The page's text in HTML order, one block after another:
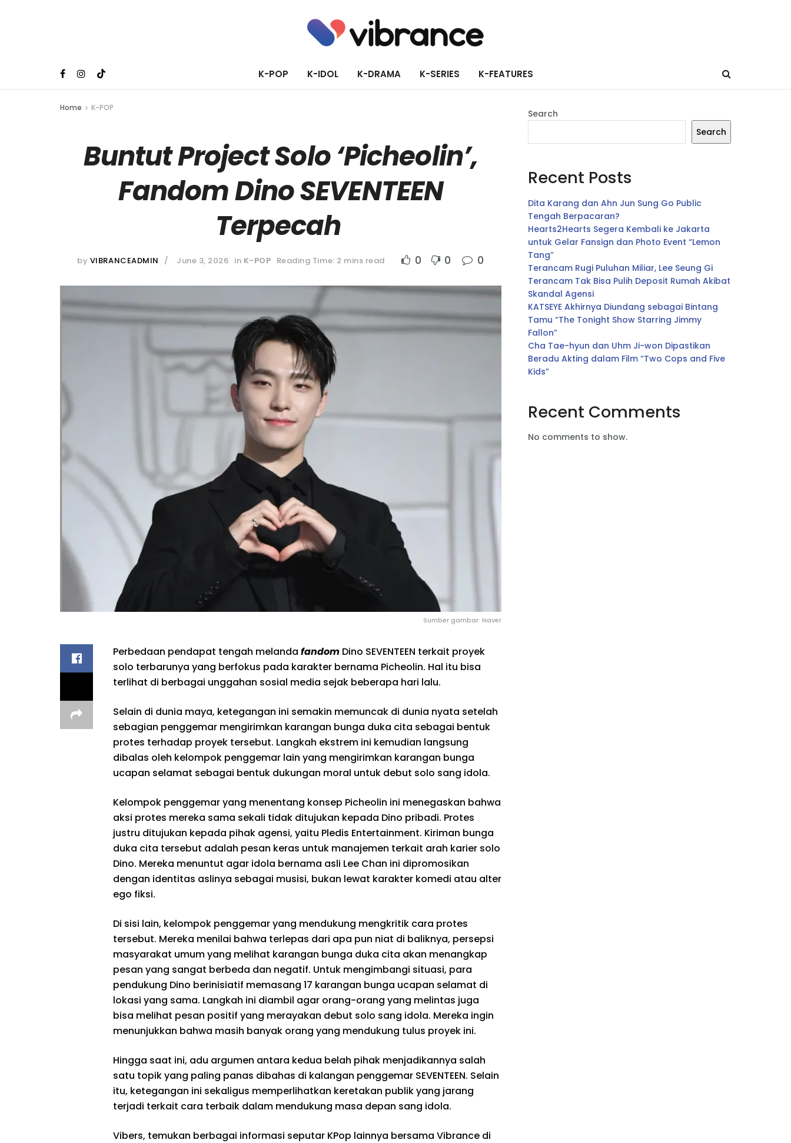
K-POP K-IDOL K-DRAMA K-SERIES K-FEATURES
Home K-POP
Buntut Project Solo ‘Picheolin’,
Fandom Dino SEVENTEEN
Terpecah
by VIBRANCEADMIN June 3, 2026 in K-POP Reading Time: 2 mins read 0 0 0
Sumber gambar: Naver
Perbedaan pendapat tengah melanda fandom Dino SEVENTEEN terkait proyek
solo terbarunya yang berfokus pada karakter bernama Picheolin. Hal itu bisa
terlihat di berbagai unggahan sosial media sejak beberapa hari lalu.
Selain di dunia maya, ketegangan ini semakin memuncak di dunia nyata setelah
sebagian penggemar mengirimkan karangan bunga duka cita sebagai bentuk
protes terhadap proyek tersebut. Langkah ekstrem ini kemudian langsung
dibalas oleh kelompok penggemar lain yang mengirimkan karangan bunga
ucapan selamat sebagai bentuk dukungan moral untuk debut solo sang idola.
Kelompok penggemar yang menentang konsep Picheolin ini menegaskan bahwa
aksi protes mereka sama sekali tidak ditujukan kepada Dino pribadi. Protes
justru ditujukan kepada pihak agensi, yaitu Pledis Entertainment. Kiriman bunga
duka cita tersebut adalah pesan keras untuk manajemen terkait arah karier solo
Dino. Mereka menuntut agar idola bernama asli Lee Chan ini dipromosikan
dengan identitas aslinya sebagai musisi, bukan lewat karakter komedi atau alter
ego fiksi.
Di sisi lain, kelompok penggemar yang mendukung mengkritik cara protes
tersebut. Mereka menilai bahwa terlepas dari apa pun niat di baliknya, persepsi
masyarakat umum yang melihat karangan bunga duka cita akan menangkap
pesan yang sangat berbeda dan negatif. Untuk mengimbangi situasi, para
pendukung Dino berinisiatif memasang 17 karangan bunga ucapan selamat di
lokasi yang sama. Langkah ini diambil agar orang-orang yang melintas juga
bisa melihat pesan positif yang merayakan debut solo sang idola. Mereka ingin
menunjukkan bahwa masih banyak orang yang mendukung tulus proyek ini.
Hingga saat ini, adu argumen antara kedua belah pihak menjadikannya salah
satu topik yang paling panas dibahas di kalangan penggemar SEVENTEEN. Selain
itu, ketegangan ini sekaligus memperlihatkan keretakan publik yang jarang
terjadi terkait cara terbaik dalam mendukung masa depan sang idola.
Vibers, temukan berbagai informasi seputar KPop lainnya bersama Vibrance di
Search
Search
Recent Posts
Dita Karang dan Ahn Jun Sung Go Public
Tengah Berpacaran?
Hearts2Hearts Segera Kembali ke Jakarta
untuk Gelar Fansign dan Photo Event “Lemon
Tang”
Terancam Rugi Puluhan Miliar, Lee Seung Gi
Terancam Tak Bisa Pulih Deposit Rumah Akibat
Skandal Agensi
KATSEYE Akhirnya Diundang sebagai Bintang
Tamu “The Tonight Show Starring Jimmy
Fallon”
Cha Tae-hyun dan Uhm Ji-won Dipastikan
Beradu Akting dalam Film “Two Cops and Five
Kids”
Recent Comments
No comments to show.